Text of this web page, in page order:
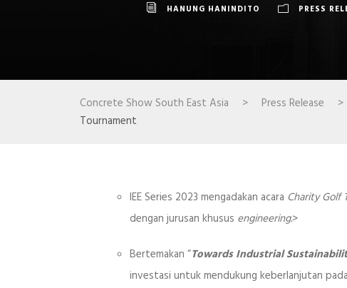
HANUNG HANINDITO PRESS
Concrete Show South East Asia > Press Release >
Tournament
IEE Series 2023 mengadakan acara Charity Golf
dengan jurusan khusus engineering.>
Bertemakan “Towards Industrial
investasi untuk mendukung keberlanjutan